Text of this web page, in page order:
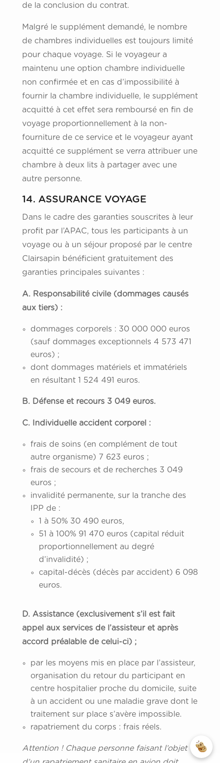
de la conclusion du contrat.
Malgré le supplément demandé, le nombre
de chambres individuelles est toujours limité
pour chaque voyage. Si le voyageur a
maintenu une option chambre individuelle
non confirmée et en cas d’impossibilité à
fournir la chambre individuelle, le supplément
acquitté à cet effet sera remboursé en fin de
voyage proportionnellement à la non-
fourniture de ce service et le voyageur ayant
acquitté ce supplément se verra attribuer une
chambre à deux lits à partager avec une
autre personne.
14. ASSURANCE VOYAGE
Dans le cadre des garanties souscrites à leur
profit par l’APAC, tous les participants à un
voyage ou à un séjour proposé par le centre
Clairsapin bénéficient gratuitement des
garanties principales suivantes :
A. Responsabilité civile (dommages causés
aux tiers) :
dommages corporels : 30 000 000 euros
(sauf dommages exceptionnels 4 573 471
euros) ;
dont dommages matériels et immatériels
en résultant 1 524 491 euros.
B. Défense et recours 3 049 euros.
C. Individuelle accident corporel :
frais de soins (en complément de tout
autre organisme) 7 623 euros ;
frais de secours et de recherches 3 049
euros ;
invalidité permanente, sur la tranche des
IPP de :
1 à 50% 30 490 euros,
51 à 100% 91 470 euros (capital réduit
proportionnellement au degré
d’invalidité) ;
capital-décès (décès par accident) 6 098
euros.
D. Assistance (exclusivement s’il est fait
appel aux services de l’assisteur et après
accord préalable de celui-ci) ;
par les moyens mis en place par l’assisteur,
organisation du retour du participant en
centre hospitalier proche du domicile, suite
à un accident ou une maladie grave dont le
traitement sur place s’avère impossible.
rapatriement du corps : frais réels.
Attention ! Chaque personne faisant l’objet